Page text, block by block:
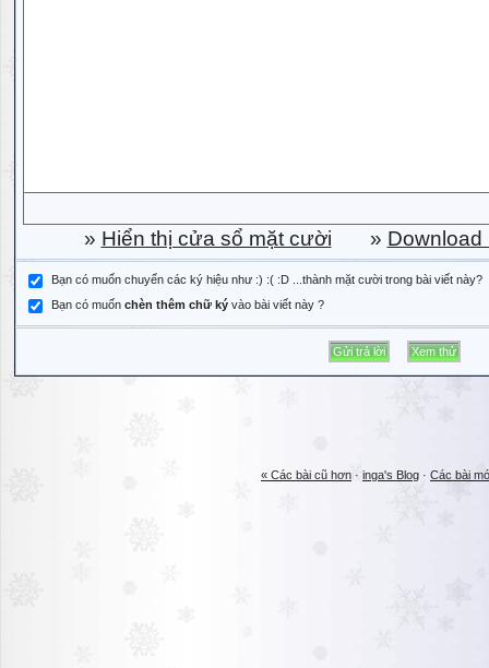
» Hiển thị cửa sổ mặt cười » Download
Bạn có muốn chuyển các ký hiệu như :) :( :D ...thành mặt cười trong bài viết này?
Bạn có muốn chèn thêm chữ ký vào bài viết này ?
« Các bài cũ hơn · inga's Blog · Các bài